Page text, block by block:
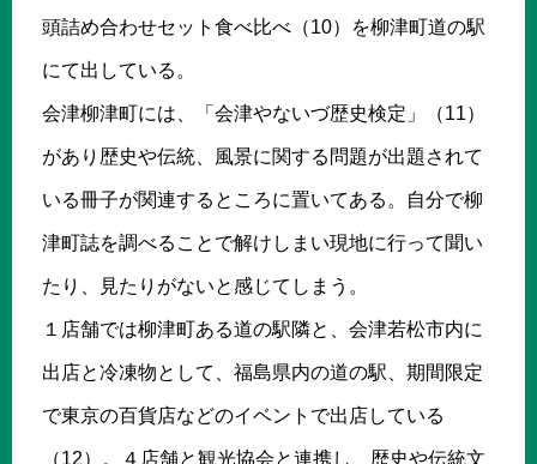
頭詰め合わせセット食べ比べ（10）を柳津町道の駅
にて出している。
会津柳津町には、「会津やないづ歴史検定」（11）
があり歴史や伝統、風景に関する問題が出題されて
いる冊子が関連するところに置いてある。自分で柳
津町誌を調べることで解けしまい現地に行って聞い
たり、見たりがないと感じてしまう。
１店舗では柳津町ある道の駅隣と、会津若松市内に
出店と冷凍物として、福島県内の道の駅、期間限定
で東京の百貨店などのイベントで出店している
（12）。４店舗と観光協会と連携し、歴史や伝統文